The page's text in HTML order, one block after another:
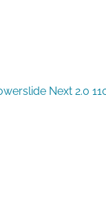
Next 2.0